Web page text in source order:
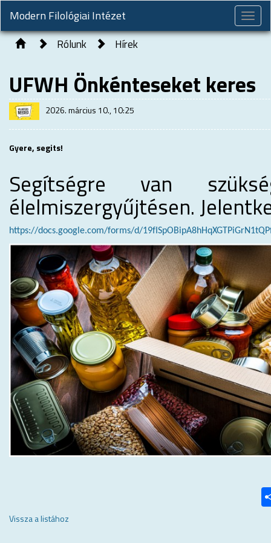
Toggle
Modern Filológiai Intézet
Rólunk
Hírek
UFWH Önkénteseket keres
2026. március 10., 10:25
Gyere, segits!
Segítségre van
élelmiszergyűjtésen.
https://docs.google.com/forms/d/
Vissza a listához